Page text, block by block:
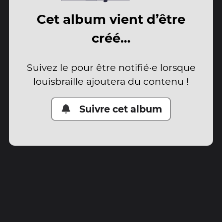
Cet album vient d’être
créé…
Suivez le pour être notifié·e lorsque
louisbraille ajoutera du contenu !
Suivre cet album